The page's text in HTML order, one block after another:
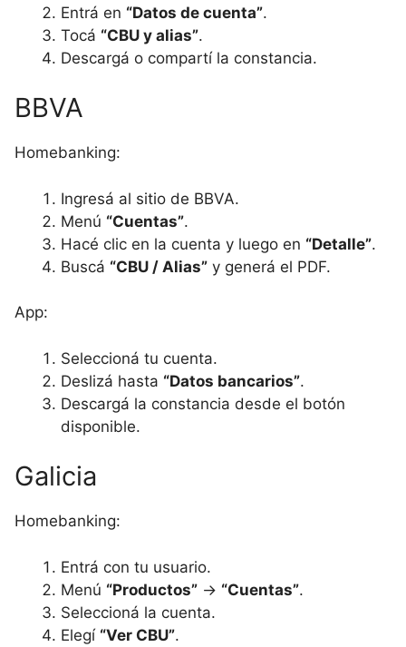
Entrá en “Datos de cuenta”.
Tocá “CBU y alias”.
Descargá o compartí la constancia.
BBVA
Homebanking:
Ingresá al sitio de BBVA.
Menú “Cuentas”.
Hacé clic en la cuenta y luego en “Detalle”.
Buscá “CBU / Alias” y generá el PDF.
App:
Seleccioná tu cuenta.
Deslizá hasta “Datos bancarios”.
Descargá la constancia desde el botón
disponible.
Galicia
Homebanking:
Entrá con tu usuario.
Menú “Productos” → “Cuentas”.
Seleccioná la cuenta.
Elegí “Ver CBU”.